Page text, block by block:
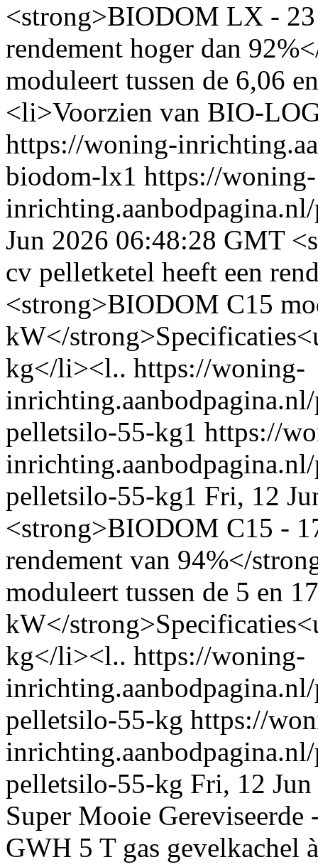
<strong>BIODOM LX -
rendement hoger dan
moduleert tussen de 6,06
<li>Voorzien van BIO-
https://woning-
biodom-lx1 https://woning-
Jun 2026 06:48:28 GMT
cv pelletketel heeft een
<strong>BIODOM C15
kW</
kg</li><l.. https://woning-
pelletsilo-55-kg1 https://
pelletsilo-55-kg1 Fri, 12
<strong>BIODOM C15 -
rendement van 94%</
moduleert tussen de 5 en
kW</
kg</li><l.. https://woning-
pelletsilo-55-kg https://
pelletsilo-55-kg Fri, 12
Super Mooie Gereviseerde
GWH 5 T gas gevelkachel